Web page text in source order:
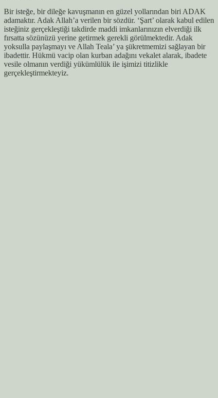
Bir isteğe, bir dileğe kavuşmanın en güzel yollarından biri ADAK
adamaktır. Adak Allah’a verilen bir sözdür. ‘Şart’ olarak kabul edilen
isteğiniz gerçekleştiği takdirde maddi imkanlarınızın elverdiği ilk
fırsatta sözünüzü yerine getirmek gerekli görülmektedir. Adak
yoksulla paylaşmayı ve Allah Teala’ ya şükretmemizi sağlayan bir
ibadettir. Hükmü vacip olan kurban adağını vekalet alarak, ibadete
vesile olmanın verdiği yükümlülük ile işimizi titizlikle
gerçekleştirmekteyiz.